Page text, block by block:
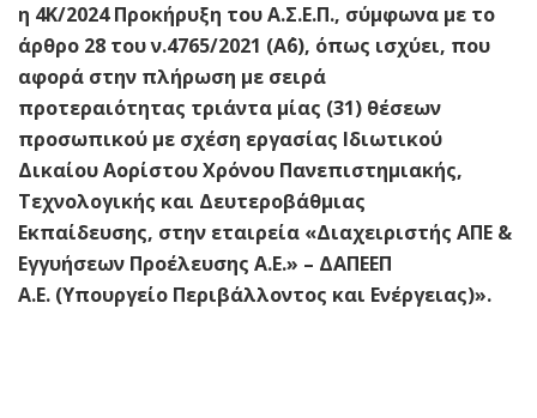
η 4Κ/2024 Προκήρυξη του Α.Σ.Ε.Π., σύμφωνα με το
άρθρο 28 του ν.4765/2021 (Α΄6), όπως ισχύει, που
αφορά στην πλήρωση με σειρά
προτεραιότητας τριάντα μίας (31) θέσεων
προσωπικού με σχέση εργασίας Ιδιωτικού
Δικαίου Αορίστου Χρόνου Πανεπιστημιακής,
Τεχνολογικής και Δευτεροβάθμιας
Εκπαίδευσης, στην εταιρεία «Διαχειριστής ΑΠΕ &
Εγγυήσεων Προέλευσης Α.Ε.» – ΔΑΠΕΕΠ
Α.Ε. (Υπουργείο Περιβάλλοντος και Ενέργειας)».